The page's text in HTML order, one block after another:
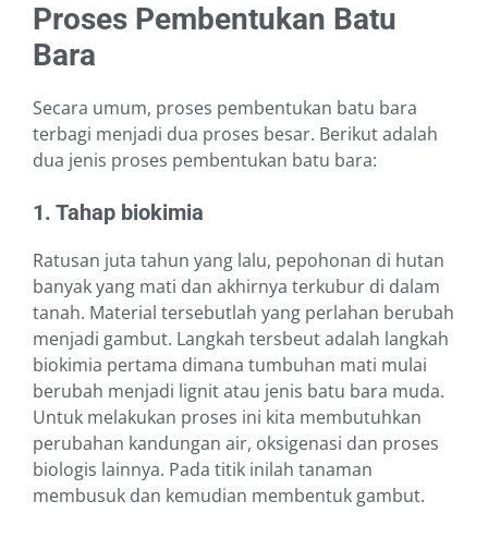
Proses Pembentukan Batu
Bara
Secara umum, proses pembentukan batu bara
terbagi menjadi dua proses besar. Berikut adalah
dua jenis proses pembentukan batu bara:
1. Tahap biokimia
Ratusan juta tahun yang lalu, pepohonan di hutan
banyak yang mati dan akhirnya terkubur di dalam
tanah. Material tersebutlah yang perlahan berubah
menjadi gambut. Langkah tersbeut adalah langkah
biokimia pertama dimana tumbuhan mati mulai
berubah menjadi lignit atau jenis batu bara muda.
Untuk melakukan proses ini kita membutuhkan
perubahan kandungan air, oksigenasi dan proses
biologis lainnya. Pada titik inilah tanaman
membusuk dan kemudian membentuk gambut.